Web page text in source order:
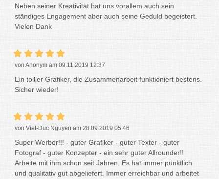
Neben seiner Kreativität hat uns vorallem auch sein
ständiges Engagement aber auch seine Geduld begeistert.
Vielen Dank
von Anonym am 09.11.2019 12:37
Ein tolller Grafiker, die Zusammenarbeit funktioniert bestens.
Sicher wieder!
von Viet-Duc Nguyen am 28.09.2019 05:46
Super Werber!!! - guter Grafiker - guter Texter - guter
Fotograf - guter Konzepter - ein sehr guter Allrounder!!
Arbeite mit ihm schon seit Jahren. Es hat immer pünktlich
und qualitativ gut abgeliefert. Immer erreichbar und arbeitet